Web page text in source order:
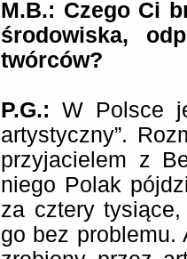
M.B.: Czego Ci
środowiska,
twórców?
P.G.: W Polsce
artystyczny”.
przyjacielem z
niego Polak
za cztery
go bez